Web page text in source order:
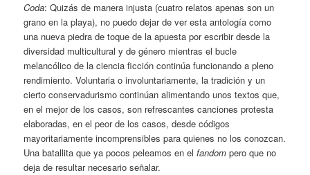
Coda: Quizás de manera injusta (cuatro relatos apenas son un
grano en la playa), no puedo dejar de ver esta antología como
una nueva piedra de toque de la apuesta por escribir desde la
diversidad multicultural y de género mientras el bucle
melancólico de la ciencia ficción continúa funcionando a pleno
rendimiento. Voluntaria o involuntariamente, la tradición y un
cierto conservadurismo continúan alimentando unos textos que,
en el mejor de los casos, son refrescantes canciones protesta
elaboradas, en el peor de los casos, desde códigos
mayoritariamente incomprensibles para quienes no los conozcan.
Una batallita que ya pocos peleamos en elfandom pero que no
deja de resultar necesario señalar.